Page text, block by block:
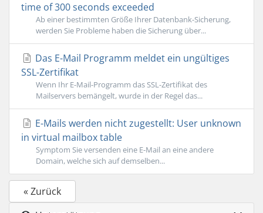
time of 300 seconds exceeded
Ab einer bestimmten Größe Ihrer Datenbank-Sicherung,
werden Sie Probleme haben die Sicherung über...
Das E-Mail Programm meldet ein ungültiges
SSL-Zertifikat
Wenn Ihr E-Mail-Programm das SSL-Zertifikat des
Mailservers bemängelt, wurde in der Regel das...
E-Mails werden nicht zugestellt: User unknown
in virtual mailbox table
Symptom Sie versenden eine E-Mail an eine andere
Domain, welche sich auf demselben...
« Zurück